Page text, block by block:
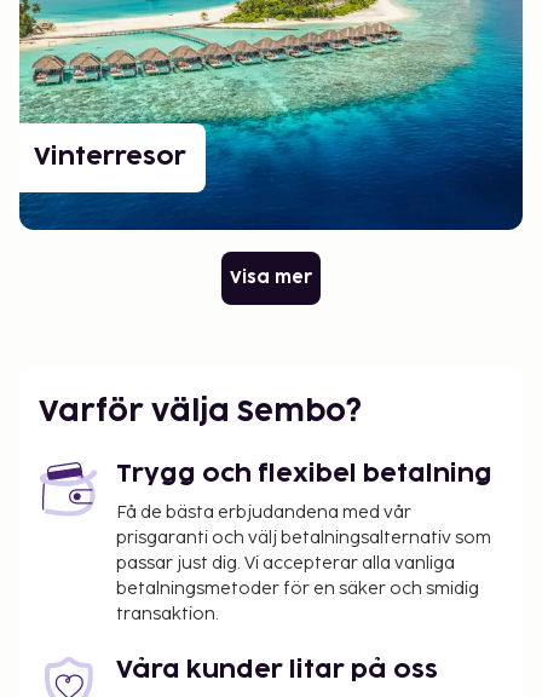
Vinterresor
Visa mer
Varför välja Sembo?
Trygg och flexibel betalning
Få de bästa erbjudandena med vår
prisgaranti och välj betalningsalternativ som
passar just dig. Vi accepterar alla vanliga
betalningsmetoder för en säker och smidig
transaktion.
Våra kunder litar på oss